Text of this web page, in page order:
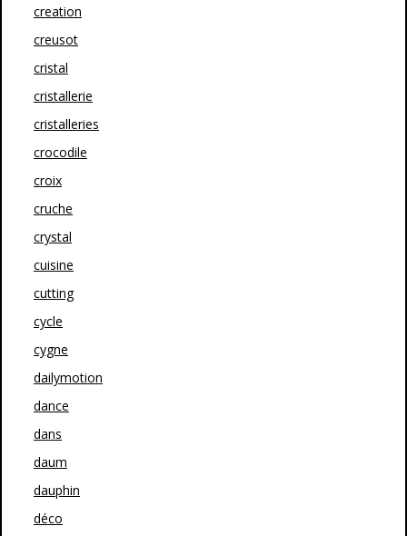
creation
creusot
cristal
cristallerie
cristalleries
crocodile
croix
cruche
crystal
cuisine
cutting
cycle
cygne
dailymotion
dance
dans
daum
dauphin
déco